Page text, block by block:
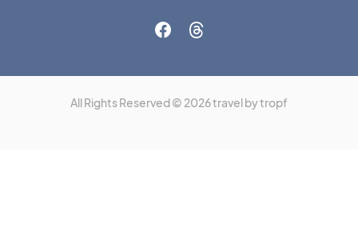
All Rights Reserved © 2026 travel by tropf